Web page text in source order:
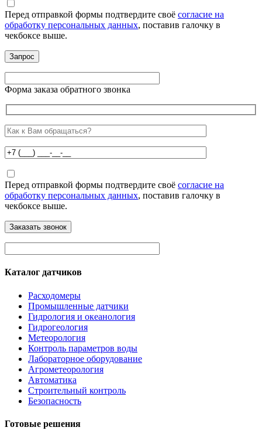
Перед отправкой формы подтвердите своё согласие на
обработку персональных данных, поставив галочку в
чекбоксе выше.
Форма заказа обратного звонка
Перед отправкой формы подтвердите своё согласие на
обработку персональных данных, поставив галочку в
чекбоксе выше.
Каталог датчиков
Расходомеры
Промышленные датчики
Гидрология и океанология
Гидрогеология
Метеорология
Контроль параметров воды
Лабораторное оборудование
Агрометеорология
Автоматика
Строительный контроль
Безопасность
Готовые решения